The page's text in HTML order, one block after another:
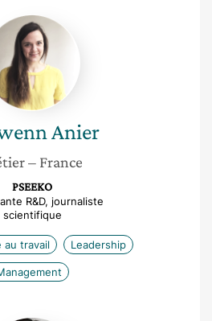
Nolwenn
Anier
Anier
– France
PSEEKO
R&D, journaliste
scientifique
au travail Leadership